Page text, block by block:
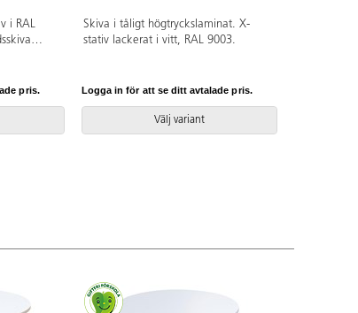
i RAL
för
pris.
Skiva i tåligt högtryckslaminat. X-
stativ lackerat i vitt, RAL 9003.
Logga in för att se ditt avtalade pris.
Välj variant